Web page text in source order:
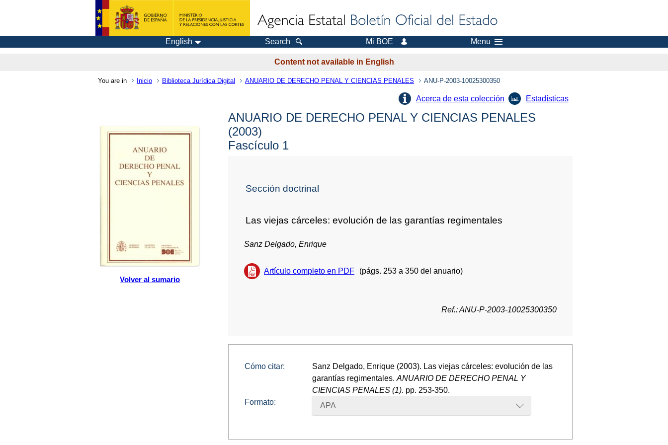
English Search Mi BOE Menu
Content not available in English
You are in Inicio Biblioteca Jurídica Digital ANUARIO DE DERECHO PENAL Y CIENCIAS PENALES ANU-P-2003-10025300350
Acerca de esta colección Estadísticas
Volver al sumario
ANUARIO DE DERECHO PENAL Y CIENCIAS PENALES
(2003)
Fascículo 1
Sección doctrinal
Las viejas cárceles: evolución de las garantías regimentales
Sanz Delgado, Enrique
Artículo completo en PDF (págs. 253 a 350 del anuario)
Ref.: ANU-P-2003-10025300350
Cómo citar:
Sanz Delgado, Enrique (2003). Las viejas cárceles: evolución de las
garantías regimentales.ANUARIO DE DERECHO PENAL Y
CIENCIAS PENALES (1). pp. 253-350.
Formato:
APA